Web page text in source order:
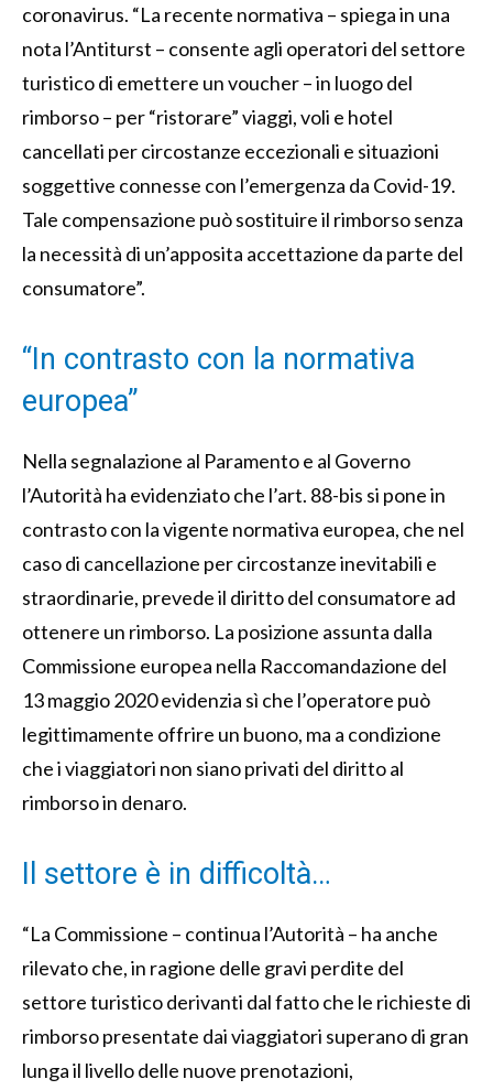
coronavirus. “La recente normativa – spiega in una
nota l’Antiturst – consente agli operatori del settore
turistico di emettere un voucher – in luogo del
rimborso – per “ristorare” viaggi, voli e hotel
cancellati per circostanze eccezionali e situazioni
soggettive connesse con l’emergenza da Covid-19.
Tale compensazione può sostituire il rimborso senza
la necessità di un’apposita accettazione da parte del
consumatore”.
“In contrasto con la normativa
europea”
Nella segnalazione al Paramento e al Governo
l’Autorità ha evidenziato che l’art. 88-bis si pone in
contrasto con la vigente normativa europea, che nel
caso di cancellazione per circostanze inevitabili e
straordinarie, prevede il diritto del consumatore ad
ottenere un rimborso. La posizione assunta dalla
Commissione europea nella Raccomandazione del
13 maggio 2020 evidenzia sì che l’operatore può
legittimamente offrire un buono, ma a condizione
che i viaggiatori non siano privati del diritto al
rimborso in denaro.
Il settore è in difficoltà…
“La Commissione – continua l’Autorità – ha anche
rilevato che, in ragione delle gravi perdite del
settore turistico derivanti dal fatto che le richieste di
rimborso presentate dai viaggiatori superano di gran
lunga il livello delle nuove prenotazioni,